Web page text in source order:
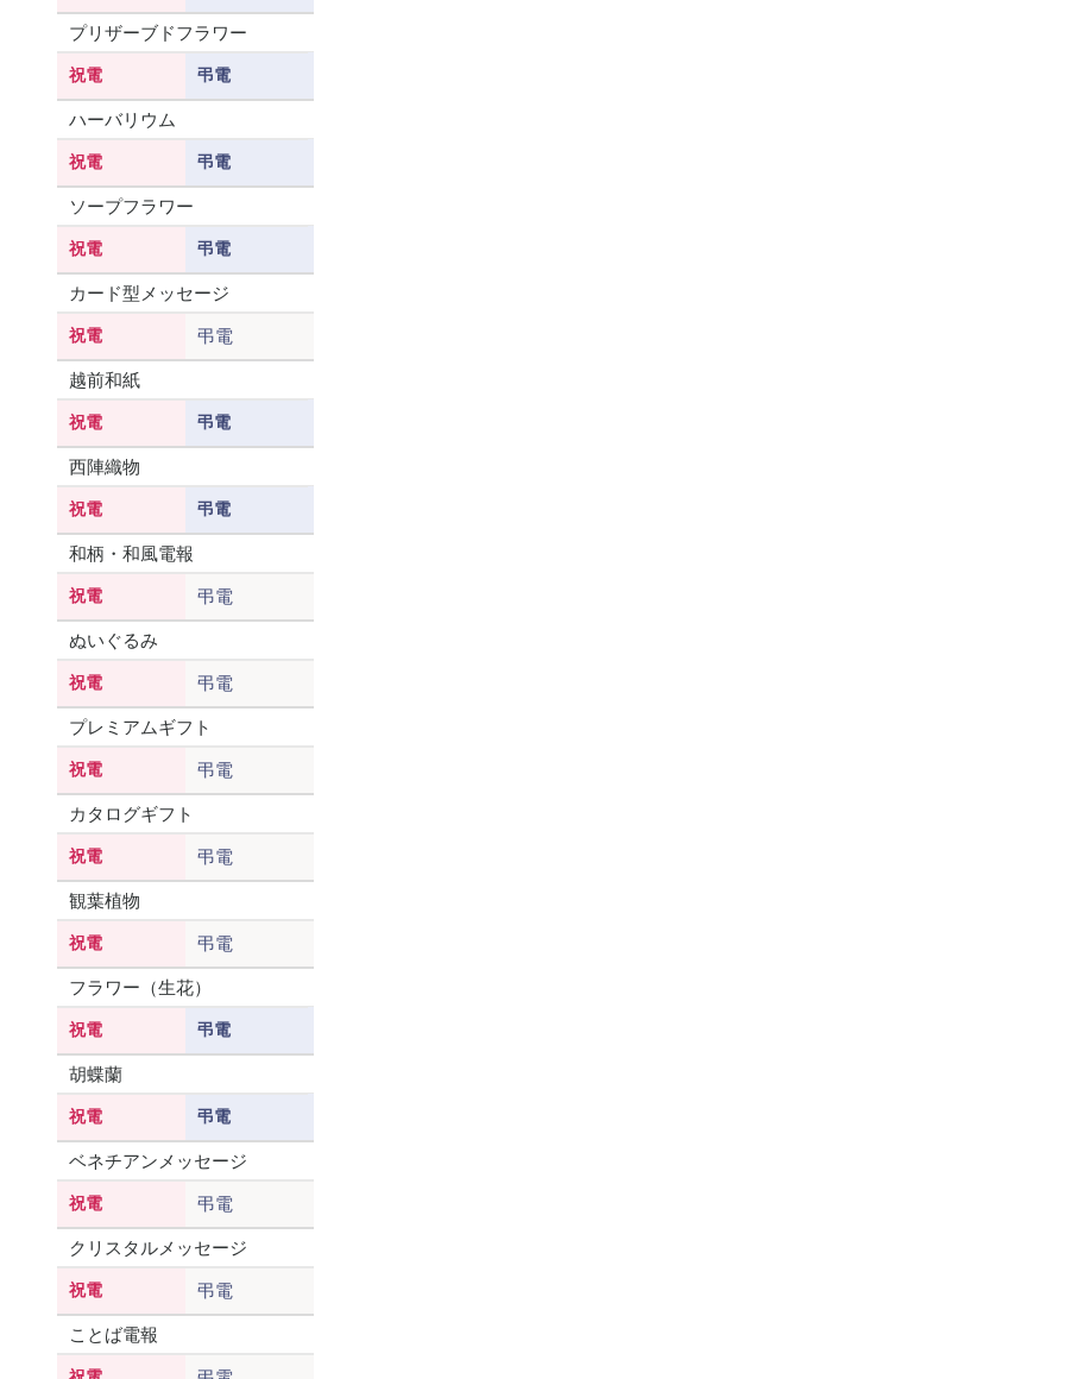
プリザーブドフラワー
祝電 弔電
ハーバリウム
祝電 弔電
ソープフラワー
祝電 弔電
カード型メッセージ
祝電 弔電
越前和紙
祝電 弔電
西陣織物
祝電 弔電
和柄・和風電報
祝電 弔電
ぬいぐるみ
祝電 弔電
プレミアムギフト
祝電 弔電
カタログギフト
祝電 弔電
観葉植物
祝電 弔電
フラワー（生花）
祝電 弔電
胡蝶蘭
祝電 弔電
ベネチアンメッセージ
祝電 弔電
クリスタルメッセージ
祝電 弔電
ことば電報